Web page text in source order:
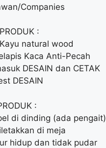
Companies
:
natural wood
Kaca Anti-Pecah
DESAIN dan CETAK
DESAIN
:
di dinding (ada pengait)
di meja
hidup dan tidak pudar